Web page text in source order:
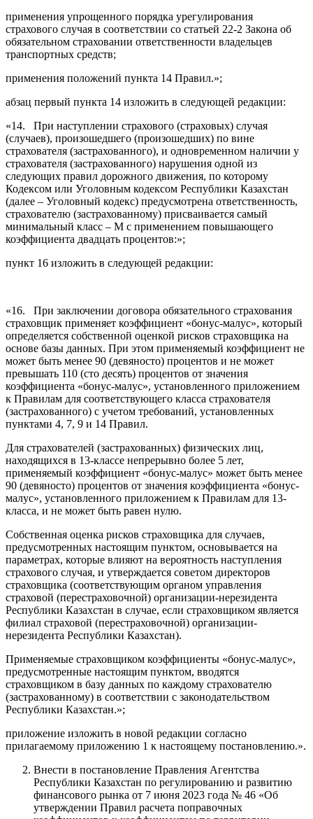
применения упрощенного порядка урегулирования
страхового случая в соответствии со статьей 22-2 Закона об
обязательном страховании ответственности владельцев
транспортных средств;
применения положений пункта 14 Правил.»;
абзац первый пункта 14 изложить в следующей редакции:
«14. При наступлении страхового (страховых) случая
(случаев), произошедшего (произошедших) по вине
страхователя (застрахованного), и одновременном наличии у
страхователя (застрахованного) нарушения одной из
следующих правил дорожного движения, по которому
Кодексом или Уголовным кодексом Республики Казахстан
(далее – Уголовный кодекс) предусмотрена ответственность,
страхователю (застрахованному) присваивается самый
минимальный класс – М с применением повышающего
коэффициента двадцать процентов:»;
пункт 16 изложить в следующей редакции:
«16. При заключении договора обязательного страхования
страховщик применяет коэффициент «бонус-малус», который
определяется собственной оценкой рисков страховщика на
основе базы данных. При этом применяемый коэффициент не
может быть менее 90 (девяносто) процентов и не может
превышать 110 (сто десять) процентов от значения
коэффициента «бонус-малус», установленного приложением
к Правилам для соответствующего класса страхователя
(застрахованного) c учетом требований, установленных
пунктами 4, 7, 9 и 14 Правил.
Для страхователей (застрахованных) физических лиц,
находящихся в 13-классе непрерывно более 5 лет,
применяемый коэффициент «бонус-малус» может быть менее
90 (девяносто) процентов от значения коэффициента «бонус-
малус», установленного приложением к Правилам для 13-
класса, и не может быть равен нулю.
Собственная оценка рисков страховщика для случаев,
предусмотренных настоящим пунктом, основывается на
параметрах, которые влияют на вероятность наступления
страхового случая, и утверждается советом директоров
страховщика (соответствующим органом управления
страховой (перестраховочной) организации-нерезидента
Республики Казахстан в случае, если страховщиком является
филиал страховой (перестраховочной) организации-
нерезидента Республики Казахстан).
Применяемые страховщиком коэффициенты «бонус-малус»,
предусмотренные настоящим пунктом, вводятся
страховщиком в базу данных по каждому страхователю
(застрахованному) в соответствии с законодательством
Республики Казахстан.»;
приложение изложить в новой редакции согласно
прилагаемому приложению 1 к настоящему постановлению.».
Внести в постановление Правления Агентства
Республики Казахстан по регулированию и развитию
финансового рынка от 7 июня 2023 года № 46 «Об
утверждении Правил расчета поправочных